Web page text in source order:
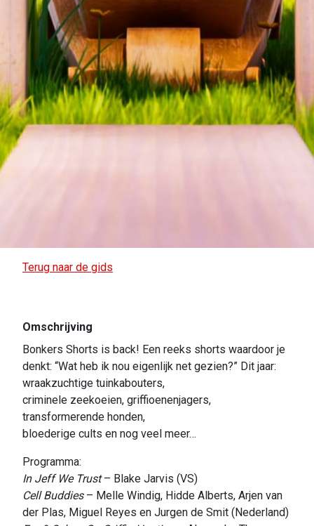
Terug naar de gids
Omschrijving
Bonkers Shorts is back! Een reeks shorts waardoor je
denkt: “Wat heb ik nou eigenlijk net gezien?” Dit jaar:
wraakzuchtige tuinkabouters,
criminele zeekoeien, griffioenenjagers,
transformerende honden,
bloederige cults en nog veel meer…
Programma:
In Jeff We Trust– Blake Jarvis (VS)
Cell Buddies – Melle Windig, Hidde Alberts, Arjen van
der Plas, Miguel Reyes en Jurgen de Smit (Nederland)